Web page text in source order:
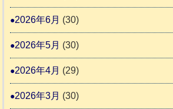
り
震
援
2026年6月 (30)
2026年5月 (30)
2026年4月 (29)
2026年3月 (30)